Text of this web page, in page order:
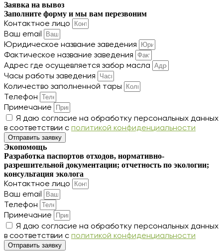
Заявка на вывоз
Заполните форму и мы вам перезвоним
Контактное лицо
Ваш email
Юридическое название заведения
Фактическое название заведения
Адрес где осущевляется забор масла
Часы работы заведения
Количество заполненной тары
Телефон
Примечание
Я даю согласие на обработку персональных данных
в соответствии с политикой конфиденциальности
Отправить заявку
Экопомощь
Разработка паспортов отходов, нормативно-
разрешительной документации; отчетность по экологии;
консультация эколога
Контактное лицо
Ваш email
Телефон
Примечание
Я даю согласие на обработку персональных данных
в соответствии с политикой конфиденциальности
Отправить заявку